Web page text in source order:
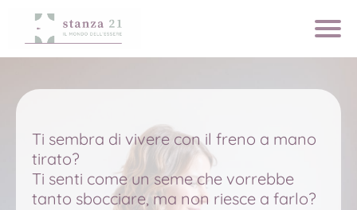
Ti sembra di vivere con il freno a mano
tirato?
Ti senti come un seme che vorrebbe
tanto sbocciare, ma non riesce a farlo?